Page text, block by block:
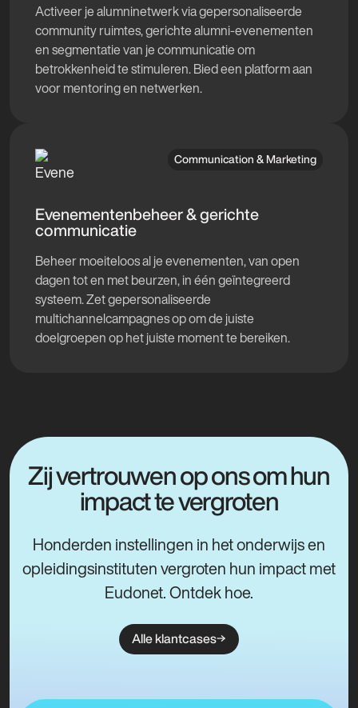
Activeer je alumninetwerk via gepersonaliseerde
community ruimtes, gerichte alumni-evenementen
en segmentatie van je communicatie om
betrokkenheid te stimuleren. Bied een platform aan
voor mentoring en netwerken.
Communication & Marketing
Evenementenbeheer & gerichte
communicatie
Beheer moeiteloos al je evenementen, van open
dagen tot en met beurzen, in één geïntegreerd
systeem. Zet gepersonaliseerde
multichannelcampagnes op om de juiste
doelgroepen op het juiste moment te bereiken.
Zij vertrouwen op ons om hun
impact te vergroten
Honderden instellingen in het onderwijs en
opleidingsinstituten vergroten hun impact met
Eudonet. Ontdek hoe.
Alle klantcases